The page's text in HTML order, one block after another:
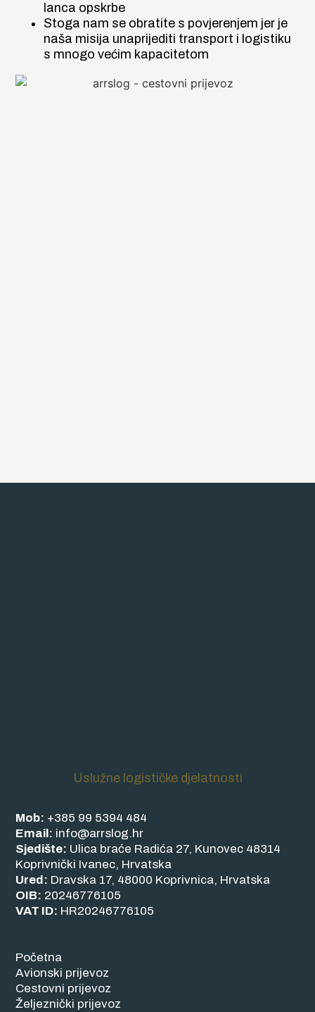
lanca opskrbe
Stoga nam se obratite s povjerenjem jer je
naša misija unaprijediti transport i logistiku
s mnogo većim kapacitetom
Uslužne logističke djelatnosti
Mob: +385 99 5394 484
Email: info@arrslog.hr
Sjedište: Ulica braće Radića 27, Kunovec 48314
Koprivnički Ivanec, Hrvatska
Ured: Dravska 17, 48000 Koprivnica, Hrvatska
OIB: 20246776105
VAT ID: HR20246776105
Početna
Avionski prijevoz
Cestovni prijevoz
Željeznički prijevoz